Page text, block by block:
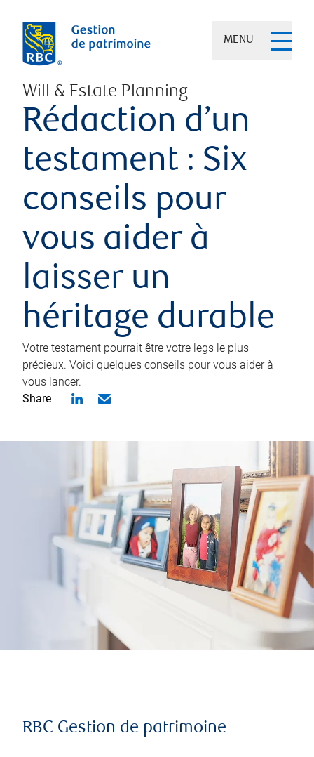
MENU
Will & Estate Planning
Rédaction d’un
testament : Six
conseils pour
vous aider à
laisser un
héritage durable
Votre testament pourrait être votre legs le plus
précieux. Voici quelques conseils pour vous aider à
vous lancer.
Share
RBC Gestion de patrimoine